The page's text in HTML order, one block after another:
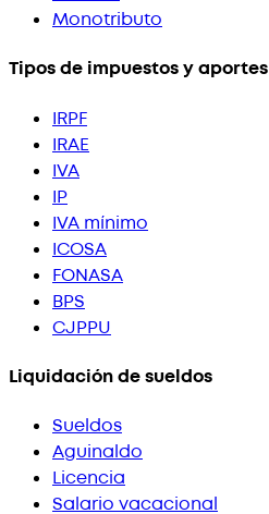
Monotributo
Tipos de impuestos y aportes
IRPF
IRAE
IVA
IP
IVA mínimo
ICOSA
FONASA
BPS
CJPPU
Liquidación de sueldos
Sueldos
Aguinaldo
Licencia
Salario vacacional